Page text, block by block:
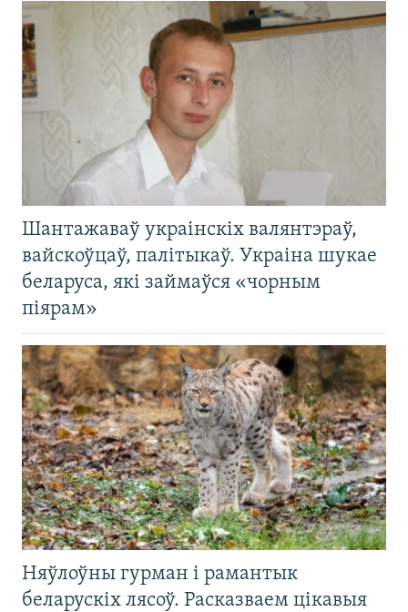
Шантажаваў украінскіх валянтэраў,
вайскоўцаў, палітыкаў. Украіна шукае
беларуса, які займаўся «чорным
піярам»
Няўлоўны гурман і рамантык
беларускіх лясоў. Расказваем цікавыя